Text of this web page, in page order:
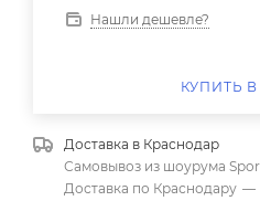
Нашли дешевле?
КУПИТЬ В
Доставка в Краснодар
Самовывоз из шоурума
Доставка по Краснодару —